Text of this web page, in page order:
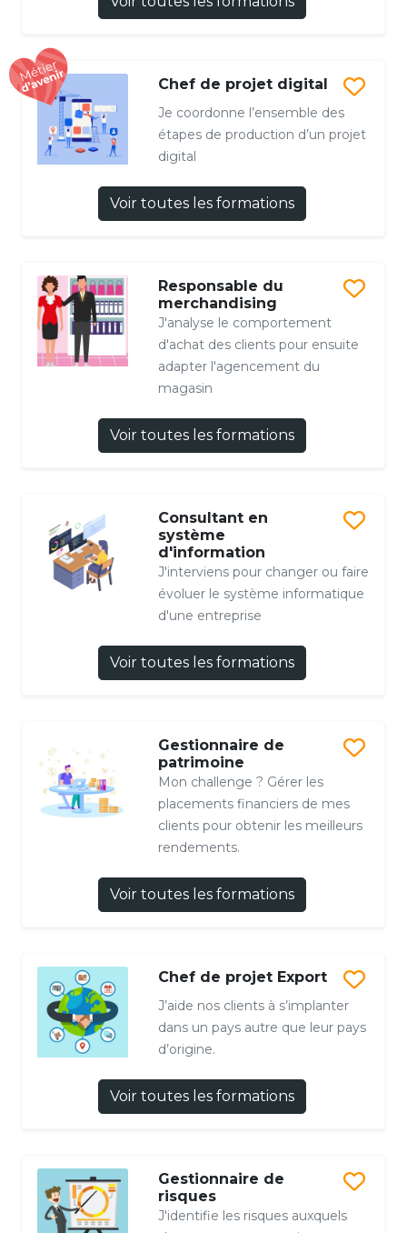
Chef de projet digital
Je coordonne l’ensemble des
étapes de production d’un projet
digital
Voir toutes les formations
Responsable du
merchandising
J'analyse le comportement
d'achat des clients pour ensuite
adapter l'agencement du
magasin
Voir toutes les formations
Consultant en
système
d'information
J'interviens pour changer ou faire
évoluer le système informatique
d'une entreprise
Voir toutes les formations
Gestionnaire de
patrimoine
Mon challenge ? Gérer les
placements financiers de mes
clients pour obtenir les meilleurs
rendements.
Voir toutes les formations
Chef de projet Export
J’aide nos clients à s’implanter
dans un pays autre que leur pays
d’origine.
Voir toutes les formations
Gestionnaire de
risques
J'identifie les risques auxquels